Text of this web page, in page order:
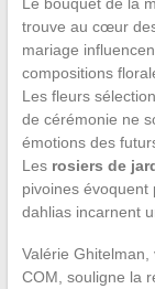
trouve au cœur
mariage
compositions
Les fleurs
de cérémonie ne
émotions des
Les rosiers de
pivoines évoquent
dahlias incarnent
Valérie Ghitelman,
COM, souligne la